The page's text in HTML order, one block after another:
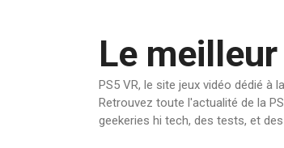
Le
PS5 VR, le site jeux vidéo dédié à
Retrouvez toute l'actualité de la
geekeries hi tech, des tests, et